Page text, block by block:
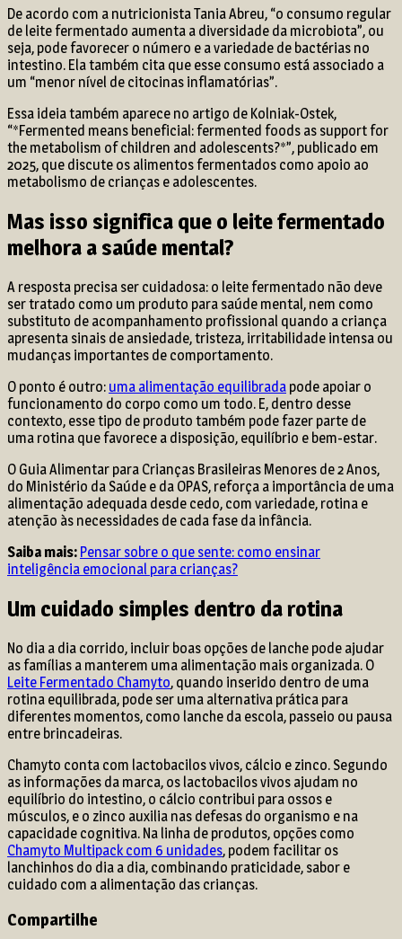
De acordo com a nutricionista Tania Abreu, “o consumo regular
de leite fermentado aumenta a diversidade da microbiota”, ou
seja, pode favorecer o número e a variedade de bactérias no
intestino. Ela também cita que esse consumo está associado a
um “menor nível de citocinas inflamatórias”.
Essa ideia também aparece no artigo de Kolniak-Ostek,
“*Fermented means beneficial: fermented foods as support for
the metabolism of children and adolescents?*”, publicado em
2025, que discute os alimentos fermentados como apoio ao
metabolismo de crianças e adolescentes.
Mas isso significa que o leite fermentado
melhora a saúde mental?
A resposta precisa ser cuidadosa: o leite fermentado não deve
ser tratado como um produto para saúde mental, nem como
substituto de acompanhamento profissional quando a criança
apresenta sinais de ansiedade, tristeza, irritabilidade intensa ou
mudanças importantes de comportamento.
O ponto é outro: uma alimentação equilibrada pode apoiar o
funcionamento do corpo como um todo. E, dentro desse
contexto, esse tipo de produto também pode fazer parte de
uma rotina que favorece a disposição, equilíbrio e bem-estar.
O Guia Alimentar para Crianças Brasileiras Menores de 2 Anos,
do Ministério da Saúde e da OPAS, reforça a importância de uma
alimentação adequada desde cedo, com variedade, rotina e
atenção às necessidades de cada fase da infância.
Saiba mais: Pensar sobre o que sente: como ensinar
inteligência emocional para crianças?
Um cuidado simples dentro da rotina
No dia a dia corrido, incluir boas opções de lanche pode ajudar
as famílias a manterem uma alimentação mais organizada. O
Leite Fermentado Chamyto, quando inserido dentro de uma
rotina equilibrada, pode ser uma alternativa prática para
diferentes momentos, como lanche da escola, passeio ou pausa
entre brincadeiras.
Chamyto conta com lactobacilos vivos, cálcio e zinco. Segundo
as informações da marca, os lactobacilos vivos ajudam no
equilíbrio do intestino, o cálcio contribui para ossos e
músculos, e o zinco auxilia nas defesas do organismo e na
capacidade cognitiva. Na linha de produtos, opções como
Chamyto Multipack com 6 unidades, podem facilitar os
lanchinhos do dia a dia, combinando praticidade, sabor e
cuidado com a alimentação das crianças.
Compartilhe